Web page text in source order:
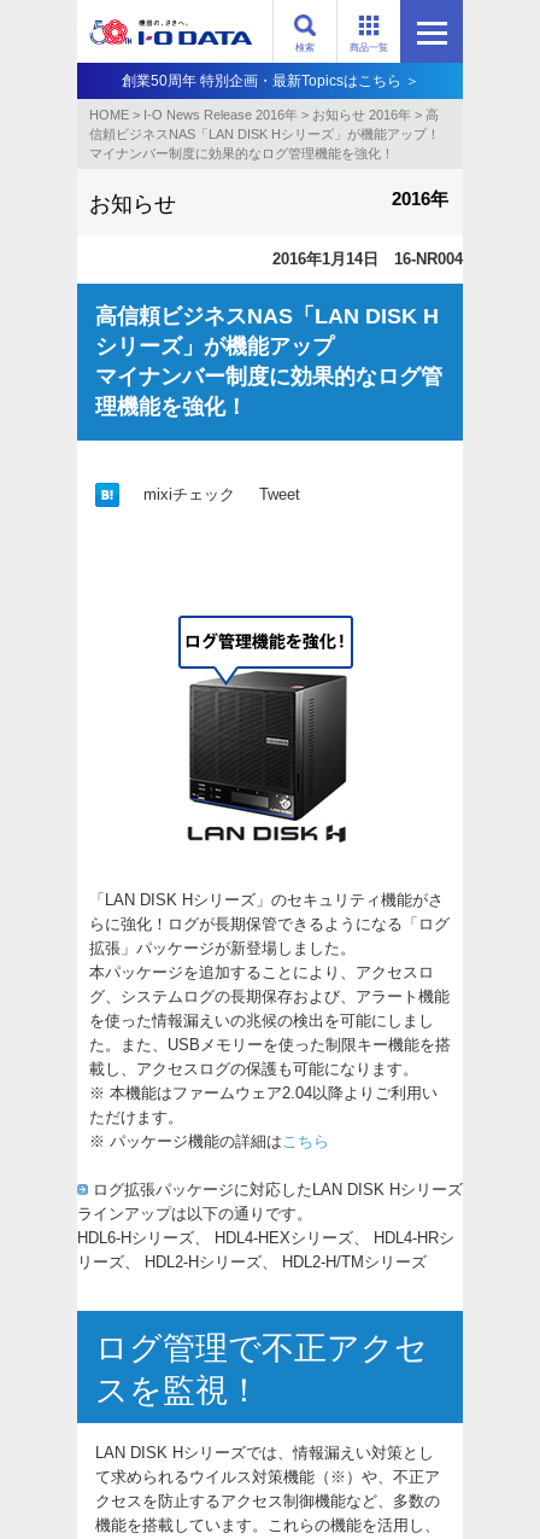
商品一覧
検索
創業50周年 特別企画・最新Topicsはこちら ＞
HOME > I-O News Release 2016年 > お知らせ 2016年 > 高
信頼ビジネスNAS「LAN DISK Hシリーズ」が機能アップ！
マイナンバー制度に効果的なログ管理機能を強化！
お知らせ 2016年
2016年1月14日 16-NR004
高信頼ビジネスNAS「LAN DISK H
シリーズ」が機能アップ
マイナンバー制度に効果的なログ管
理機能を強化！
mixiチェック Tweet
「LAN DISK Hシリーズ」のセキュリティ機能がさ
らに強化！ログが長期保管できるようになる「ログ
拡張」パッケージが新登場しました。
本パッケージを追加することにより、アクセスロ
グ、システムログの長期保存および、アラート機能
を使った情報漏えいの兆候の検出を可能にしまし
た。また、USBメモリーを使った制限キー機能を搭
載し、アクセスログの保護も可能になります。
※ 本機能はファームウェア2.04以降よりご利用い
ただけます。
※ パッケージ機能の詳細はこちら
ログ拡張パッケージに対応したLAN DISK Hシリーズ
ラインアップは以下の通りです。
HDL6-Hシリーズ、 HDL4-HEXシリーズ、
HDL4-HRシ
リーズ、 HDL2-Hシリーズ、 HDL2-H/TMシリーズ
ログ管理で不正アクセ
スを監視！
LAN DISK Hシリーズでは、情報漏えい対策とし
て求められるウイルス対策機能（※）や、不正ア
クセスを防止するアクセス制御機能など、多数の
機能を搭載しています。これらの機能を活用し、